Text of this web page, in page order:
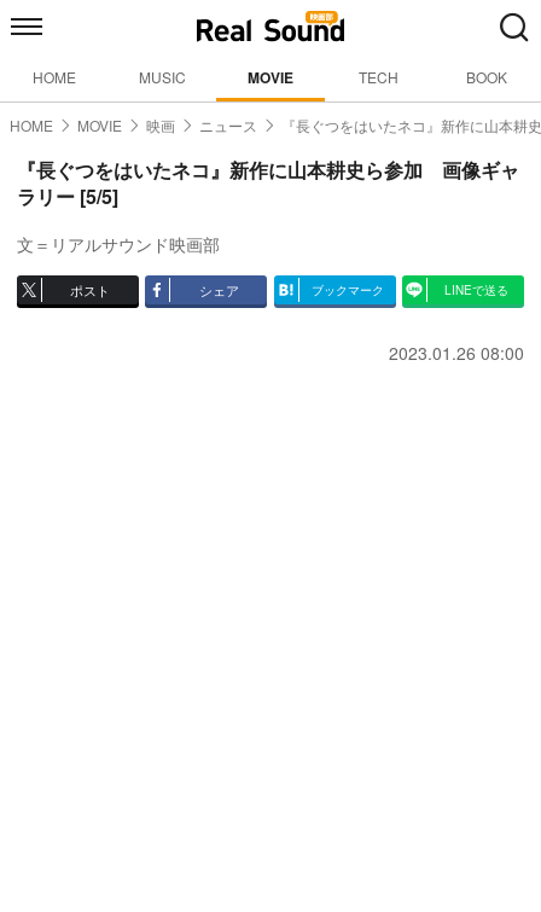
HOME MUSIC MOVIE TECH BOOK
HOME MOVIE 映画 ニュース 『長ぐつをはいたネコ』新作に山本耕
『長ぐつをはいたネコ』新作に山本耕史ら参加 画像ギャ
ラリー [5/5]
文＝リアルサウンド映画部
ポスト シェア ブックマーク LINEで送る
2023.01.26 08:00